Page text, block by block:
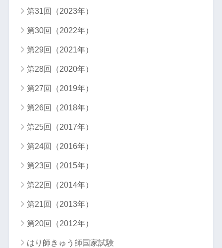
第31回（2023年）
第30回（2022年）
第29回（2021年）
第28回（2020年）
第27回（2019年）
第26回（2018年）
第25回（2017年）
第24回（2016年）
第23回（2015年）
第22回（2014年）
第21回（2013年）
第20回（2012年）
はり師きゅう師国家試験